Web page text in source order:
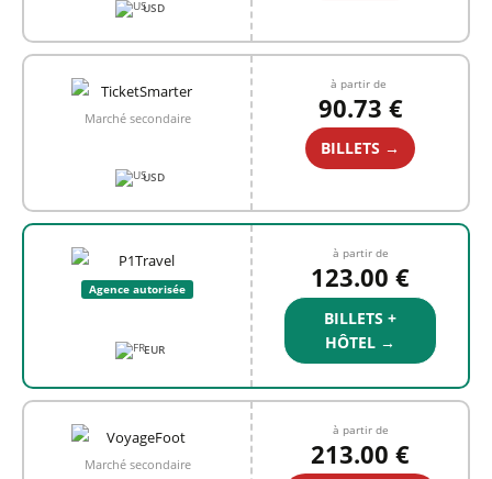
USD
Marché secondaire
USD
à partir de
90.73 €
BILLETS →
Agence autorisée
EUR
à partir de
123.00 €
BILLETS +
HÔTEL →
Marché secondaire
à partir de
213.00 €